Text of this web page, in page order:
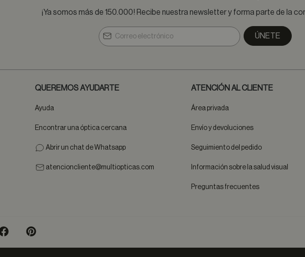
¡Ya somos más de 150.000! Recibe nuestra newsletter y forma parte de la
ÚNETE
QUEREMOS AYUDARTE
Ayuda
Encontrar una óptica cercana
Abrir un chat de Whatsapp
atencioncliente@multiopticas.com
ATENCIÓN AL CLIENTE
Área privada
Envío y devoluciones
Seguimiento del pedido
Información sobre la salud visual
Preguntas frecuentes